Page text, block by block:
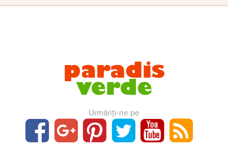
Urmăriți-ne pe